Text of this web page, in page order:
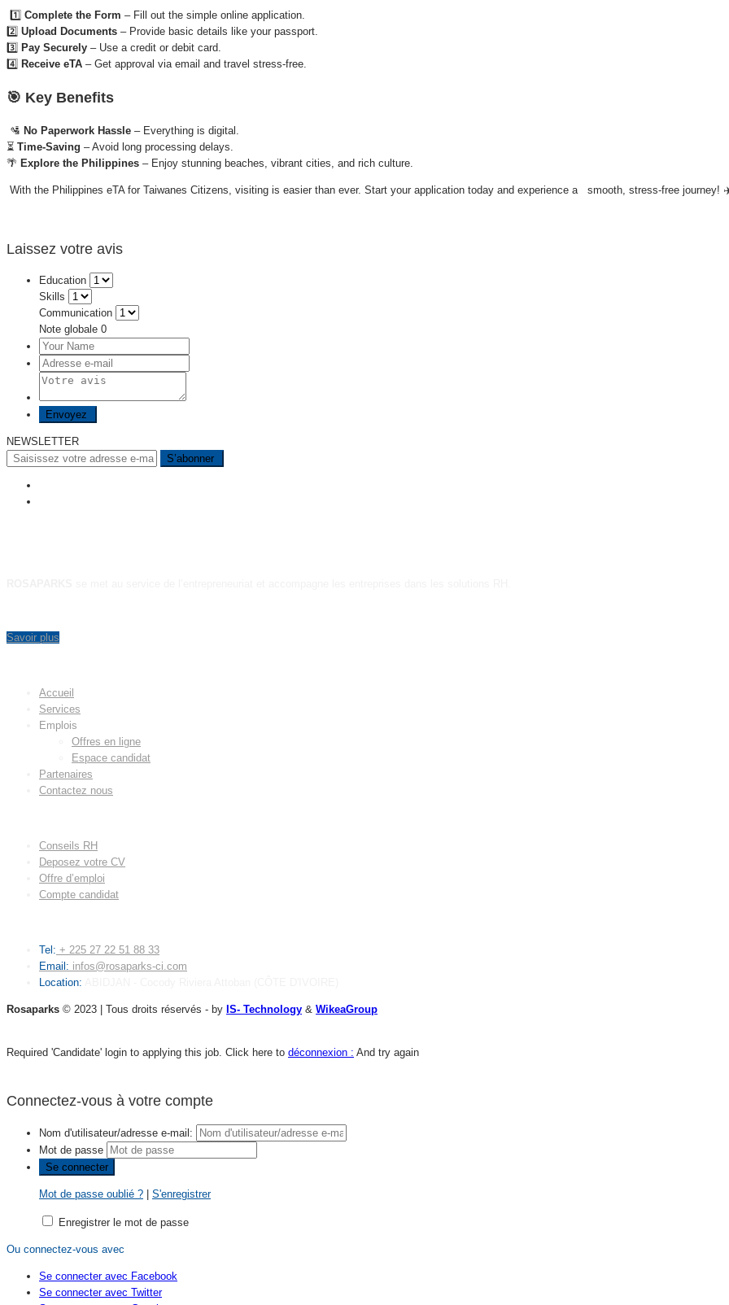
1️⃣ Complete the Form – Fill out the simple online application.
2️⃣ Upload Documents – Provide basic details like your passport.
3️⃣ Pay Securely – Use a credit or debit card.
4️⃣ Receive eTA – Get approval via email and travel stress-free.
🎯 Key Benefits
🛂 No Paperwork Hassle – Everything is digital.
⏳ Time-Saving – Avoid long processing delays.
🌴 Explore the Philippines – Enjoy stunning beaches, vibrant cities, and rich culture.
With the Philippines eTA for Taiwanes Citizens, visiting is easier than ever. Start your application today and experience a smooth, stress-free journey!
Laissez votre avis
Education
Skills
Communication
Note globale 0
NEWSLETTER
Savoir plus
Accueil
Services
Emplois
Offres en ligne
Espace candidat
Partenaires
Contactez nous
Conseils RH
Deposez votre CV
Offre d’emploi
Compte candidat
Tel: + 225 27 22 51 88 33
Email: infos@rosaparks-ci.com
Location:
Rosaparks © 2023 | Tous droits réservés - by IS- Technology & WikeaGroup
Required 'Candidate' login to applying this job. Click here to déconnexion : And try again
Connectez-vous à votre compte
Nom d'utilisateur/adresse e-mail:
Mot de passe
Mot de passe oublié ? | S'enregistrer
Enregistrer le mot de passe
Ou connectez-vous avec
Se connecter avec Facebook
Se connecter avec Twitter